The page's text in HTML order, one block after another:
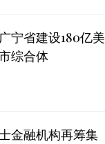
宁省建设180亿美
综合体
金融机构再筹集